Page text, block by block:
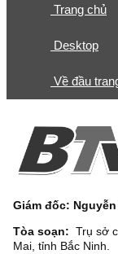
Trang chủ
Desktop
Về đầu
Giám đốc:
Tòa soạn: Trụ sở
Mai, tỉnh Bắc Ninh.